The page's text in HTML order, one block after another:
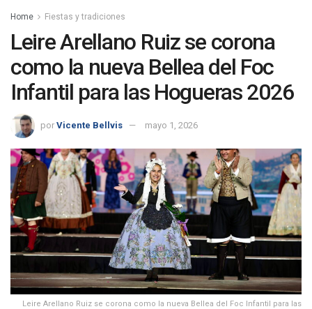
Home Fiestas y tradiciones
Leire Arellano Ruiz se corona
como la nueva Bellea del Foc
Infantil para las Hogueras 2026
por Vicente Bellvis mayo 1, 2026
Leire Arellano Ruiz se corona como la nueva Bellea del Foc Infantil para las